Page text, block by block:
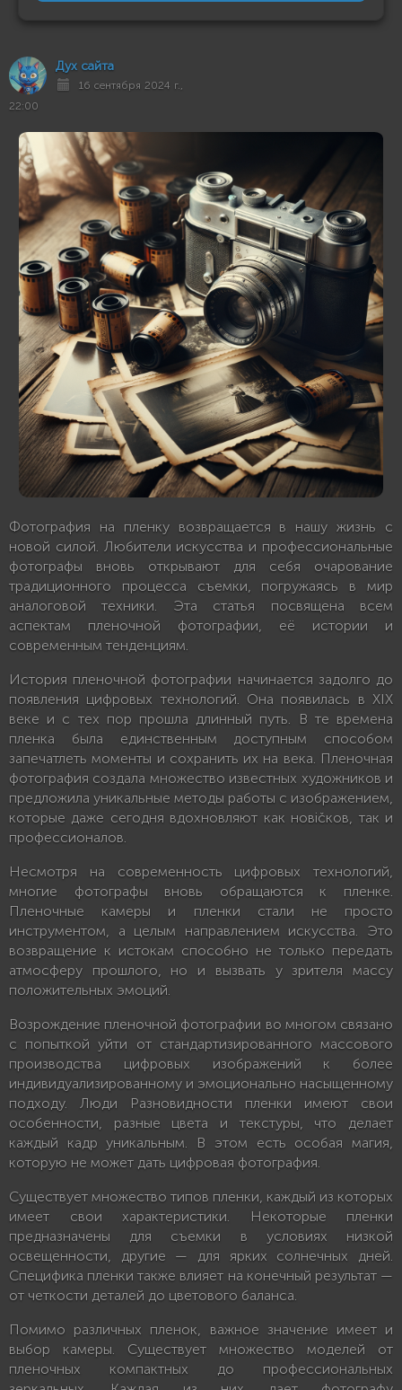
Дух сайта
16 сентября 2024 г.,
22:00
Фотография на пленку возвращается в нашу жизнь с
новой силой. Любители искусства и профессиональные
фотографы вновь открывают для себя очарование
традиционного процесса съемки, погружаясь в мир
аналоговой техники. Эта статья посвящена всем
аспектам пленочной фотографии, её истории и
современным тенденциям.
История пленочной фотографии начинается задолго до
появления цифровых технологий. Она появилась в XIX
веке и с тех пор прошла длинный путь. В те времена
пленка была единственным доступным способом
запечатлеть моменты и сохранить их на века. Пленочная
фотография создала множество известных художников и
предложила уникальные методы работы с изображением,
которые даже сегодня вдохновляют как новičков, так и
профессионалов.
Несмотря на современность цифровых технологий,
многие фотографы вновь обращаются к пленке.
Пленочные камеры и пленки стали не просто
инструментом, а целым направлением искусства. Это
возвращение к истокам способно не только передать
атмосферу прошлого, но и вызвать у зрителя массу
положительных эмоций.
Возрождение пленочной фотографии во многом связано
с попыткой уйти от стандартизированного массового
производства цифровых изображений к более
индивидуализированному и эмоционально насыщенному
подходу. Люди Разновидности пленки имеют свои
особенности, разные цвета и текстуры, что делает
каждый кадр уникальным. В этом есть особая магия,
которую не может дать цифровая фотография.
Существует множество типов пленки, каждый из которых
имеет свои характеристики. Некоторые пленки
предназначены для съемки в условиях низкой
освещенности, другие — для ярких солнечных дней.
Специфика пленки также влияет на конечный результат —
от четкости деталей до цветового баланса.
Помимо различных пленок, важное значение имеет и
выбор камеры. Существует множество моделей от
пленочных компактных до профессиональных